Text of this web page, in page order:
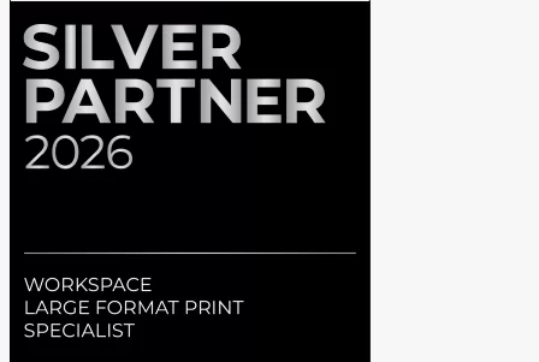
RTX
5070Ti-
količina